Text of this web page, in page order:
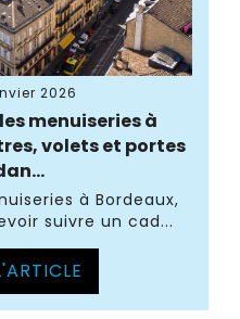
2026
menuiseries à
volets et portes
à Bordeaux,
suivre un cad...